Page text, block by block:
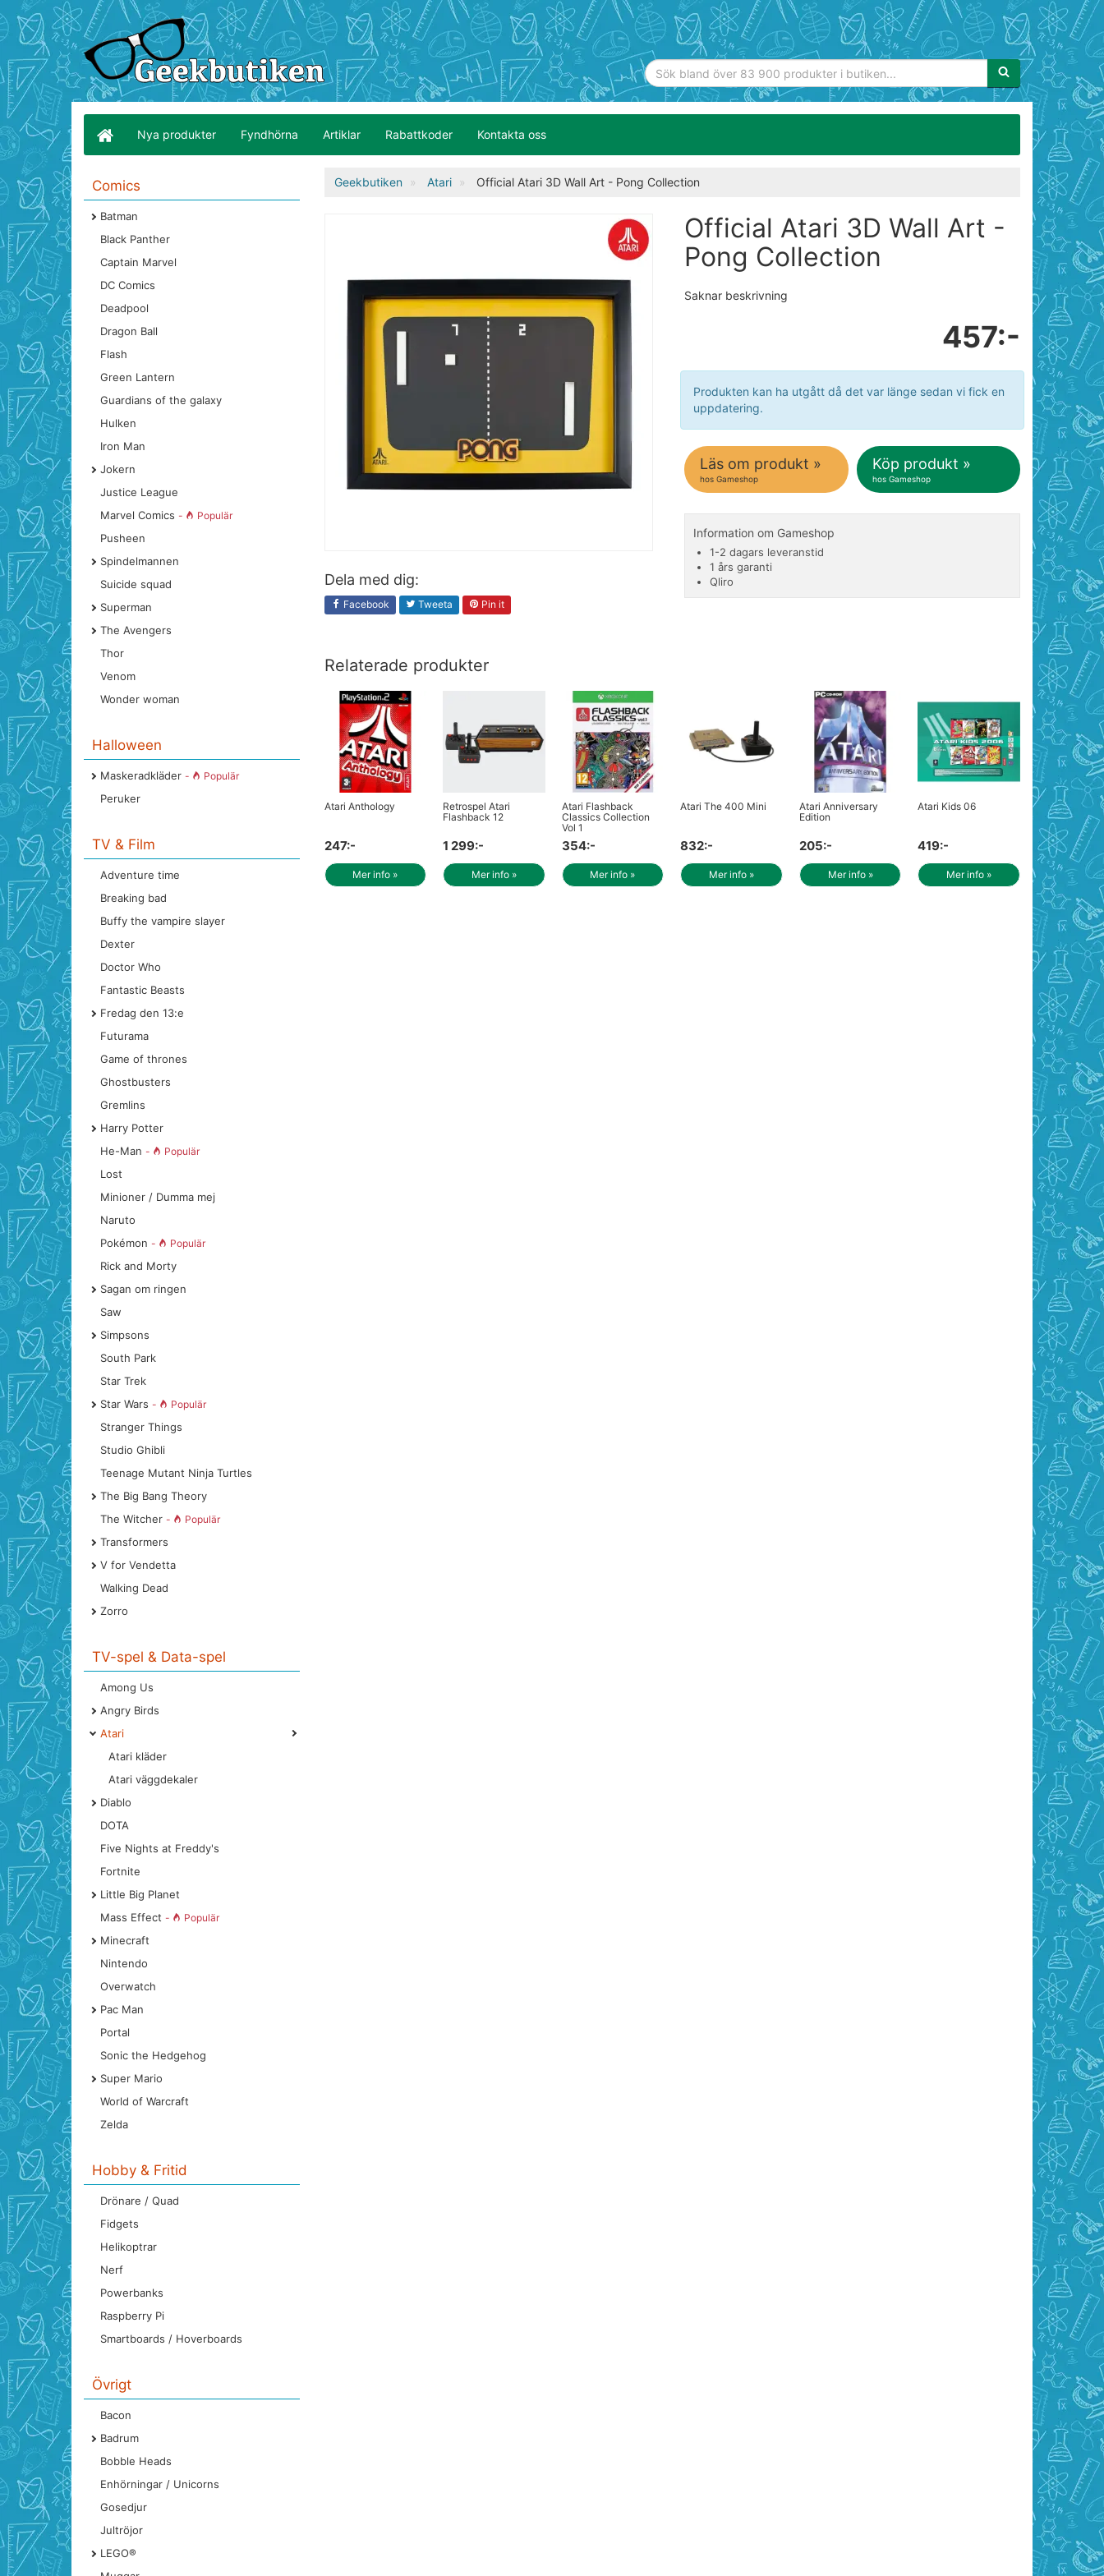
Sökfras:
Nya produkter Fyndhörna Artiklar Rabattkoder Kontakta oss
Comics
Batman
Black Panther
Captain Marvel
DC Comics
Deadpool
Dragon Ball
Flash
Green Lantern
Guardians of the galaxy
Hulken
Iron Man
Jokern
Justice League
Marvel Comics - Populär
Pusheen
Spindelmannen
Suicide squad
Superman
The Avengers
Thor
Venom
Wonder woman
Halloween
Maskeradkläder - Populär
Peruker
TV & Film
Adventure time
Breaking bad
Buffy the vampire slayer
Dexter
Doctor Who
Fantastic Beasts
Fredag den 13:e
Futurama
Game of thrones
Ghostbusters
Gremlins
Harry Potter
He-Man - Populär
Lost
Minioner / Dumma mej
Naruto
Pokémon - Populär
Rick and Morty
Sagan om ringen
Saw
Simpsons
South Park
Star Trek
Star Wars - Populär
Stranger Things
Studio Ghibli
Teenage Mutant Ninja Turtles
The Big Bang Theory
The Witcher - Populär
Transformers
V for Vendetta
Walking Dead
Zorro
TV-spel & Data-spel
Among Us
Angry Birds
Atari
Atari kläder
Atari väggdekaler
Diablo
DOTA
Five Nights at Freddy's
Fortnite
Little Big Planet
Mass Effect - Populär
Minecraft
Nintendo
Overwatch
Pac Man
Portal
Sonic the Hedgehog
Super Mario
World of Warcraft
Zelda
Hobby & Fritid
Drönare / Quad
Fidgets
Helikoptrar
Nerf
Powerbanks
Raspberry Pi
Smartboards / Hoverboards
Övrigt
Bacon
Badrum
Bobble Heads
Enhörningar / Unicorns
Gosedjur
Jultröjor
LEGO®
Geekbutiken Atari Official Atari 3D Wall Art - Pong Collection
Dela med dig:
Facebook Tweeta Pin it
Official Atari 3D Wall Art -
Pong Collection
Saknar beskrivning
457:-
Produkten kan ha utgått då det var länge sedan vi fick en
uppdatering.
Läs om produkt »
hos Gameshop
Köp produkt »
hos Gameshop
Information om Gameshop
1-2 dagars leveranstid
1 års garanti
Qliro
Relaterade produkter
Atari Anthology
247:-
Mer info »
Retrospel Atari
Flashback 12
1 299:-
Mer info »
Atari Flashback
Classics Collection
Vol 1
354:-
Mer info »
Atari The 400 Mini
832:-
Mer info »
Atari Anniversary
Edition
205:-
Mer info »
Atari Kids 06
419:-
Mer info »